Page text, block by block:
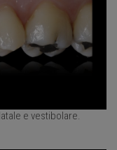
e vestibolare.